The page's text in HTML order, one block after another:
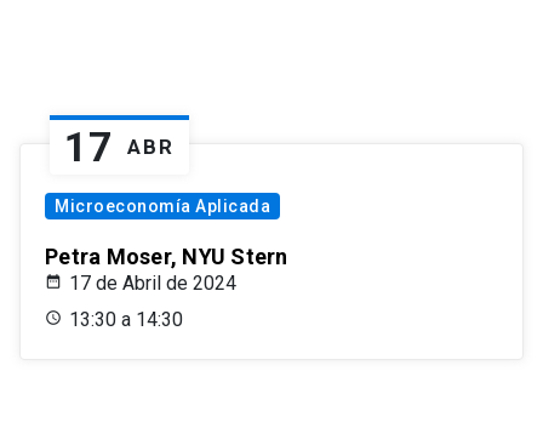
17 ABR
Microeconomía Aplicada
Petra Moser, NYU Stern
17 de Abril de 2024
13:30 a 14:30